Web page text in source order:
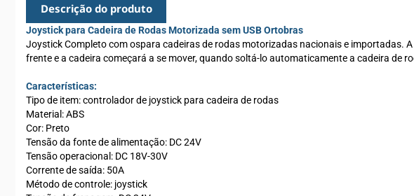
Descrição do produto
Joystick para Cadeira de Rodas Motorizada sem USB Ortobras
Joystick Completo com ospara cadeiras de rodas motorizadas nacionais e importadas.
frente e a cadeira começará a se mover, quando soltá-lo automaticamente a cadeira de
Características:
Tipo de item: controlador de joystick para cadeira de rodas
Material: ABS
Cor: Preto
Tensão da fonte de alimentação: DC 24V
Tensão operacional: DC 18V-30V
Corrente de saída: 50A
Método de controle: joystick